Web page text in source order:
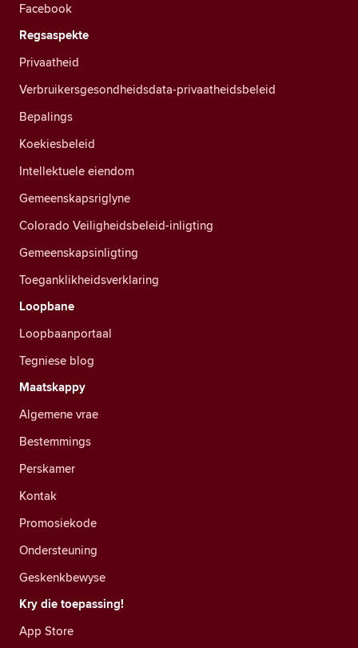
Facebook
Regsaspekte
Privaatheid
Verbruikersgesondheidsdata-privaatheidsbeleid
Bepalings
Koekiesbeleid
Intellektuele eiendom
Gemeenskapsriglyne
Colorado Veiligheidsbeleid-inligting
Gemeenskapsinligting
Toeganklikheidsverklaring
Loopbane
Loopbaanportaal
Tegniese blog
Maatskappy
Algemene vrae
Bestemmings
Perskamer
Kontak
Promosiekode
Ondersteuning
Geskenkbewyse
Kry die toepassing!
App Store